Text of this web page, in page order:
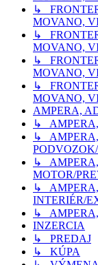
↳
MOVANO,
↳
MOVANO,
↳
MOVANO,
↳
MOVANO,
AMPERA,
↳
↳
↳
MOTOR/
↳
INTERIÉR/
↳ AMPERA,
INZERCIA
↳ PREDAJ
↳ KÚPA